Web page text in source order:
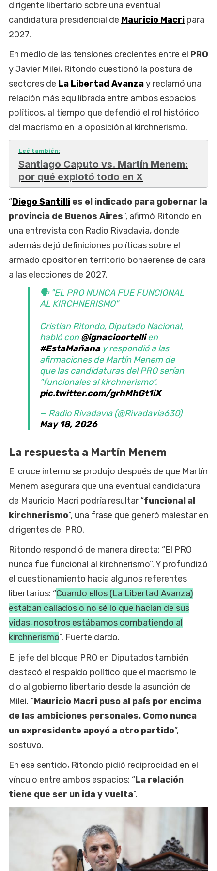
dirigente libertario sobre una eventual
candidatura presidencial de Mauricio Macri para
2027.
En medio de las tensiones crecientes entre el PRO
y Javier Milei, Ritondo cuestionó la postura de
sectores de La Libertad Avanzay reclamó una
relación más equilibrada entre ambos espacios
políticos, al tiempo que defendió el rol histórico
del macrismo en la oposición al kirchnerismo.
Leé también:
Santiago Caputo vs. Martín Menem:
por qué explotó todo en X
“Diego Santilli es el indicado para gobernar la
provincia de Buenos Aires”, afirmó Ritondo en
una entrevista con Radio Rivadavia, donde
además dejó definiciones políticas sobre el
armado opositor en territorio bonaerense de cara
a las elecciones de 2027.
🗣️ "EL PRO NUNCA FUE FUNCIONAL
AL KIRCHNERISMO"
Cristian Ritondo, Diputado Nacional,
habló con@ignacioortellien
#EstaMañanay respondió a las
afirmaciones de Martín Menem de
que las candidaturas del PRO serían
"funcionales al kirchnerismo".
pic.twitter.com/grhMhGt1iX
— Radio Rivadavia (@Rivadavia630)
May 18, 2026
La respuesta a Martín Menem
El cruce interno se produjo después de que Martín
Menem asegurara que una eventual candidatura
de Mauricio Macri podría resultar “funcional al
kirchnerismo”, una frase que generó malestar en
dirigentes del PRO.
Ritondo respondió de manera directa: “El PRO
nunca fue funcional al kirchnerismo”. Y profundizó
el cuestionamiento hacia algunos referentes
libertarios: “Cuando ellos (La Libertad Avanza)
estaban callados o no sé lo que hacían de sus
vidas, nosotros estábamos combatiendo al
kirchnerismo”. Fuerte dardo.
El jefe del bloque PRO en Diputados también
destacó el respaldo político que el macrismo le
dio al gobierno libertario desde la asunción de
Milei. “Mauricio Macri puso al país por encima
de las ambiciones personales. Como nunca
un expresidente apoyó a otro partido”,
sostuvo.
En ese sentido, Ritondo pidió reciprocidad en el
vínculo entre ambos espacios: “La relación
tiene que ser un ida y vuelta”.